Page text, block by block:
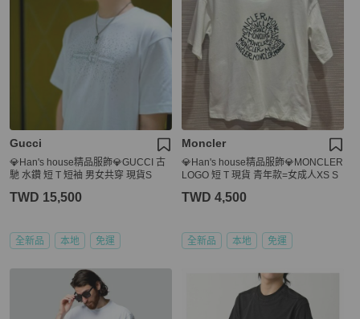
Gucci
💎Han's house精品服飾💎GUCCI 古
馳 水鑽 短 T 短袖 男女共穿 現貨S
TWD 15,500
全新品 本地 免運
Moncler
💎Han's house精品服飾💎MONCLER
LOGO 短 T 現貨 青年款=女成人XS S
TWD 4,500
全新品 本地 免運